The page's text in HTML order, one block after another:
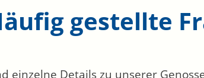
gestellte
einzelne Details zu unserer